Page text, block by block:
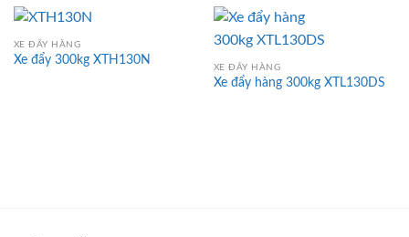
XE ĐẨY HÀNG
Xe đẩy 300kg XTH130N
XE ĐẨY HÀNG
Xe đẩy hàng 300kg XTL130DS